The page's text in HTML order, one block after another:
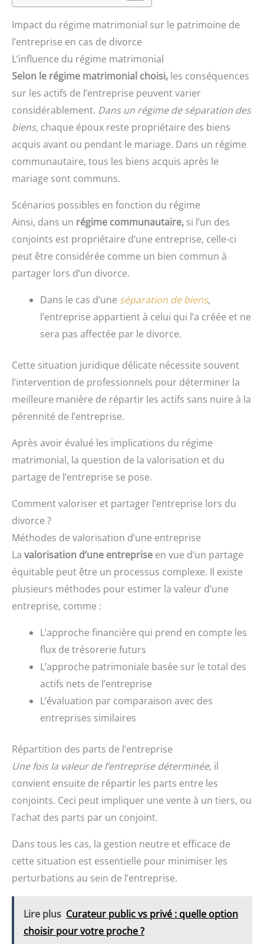
Impact du régime matrimonial sur le patrimoine de
l’entreprise en cas de divorce
L’influence du régime matrimonial
Selon le régime matrimonial choisi, les conséquences
sur les actifs de l’entreprise peuvent varier
considérablement. Dans un régime de séparation des
biens, chaque époux reste propriétaire des biens
acquis avant ou pendant le mariage. Dans un régime
communautaire, tous les biens acquis après le
mariage sont communs.
Scénarios possibles en fonction du régime
Ainsi, dans un régime communautaire, si l’un des
conjoints est propriétaire d’une entreprise, celle-ci
peut être considérée comme un bien commun à
partager lors d’un divorce.
Dans le cas d’une séparation de biens,
l’entreprise appartient à celui qui l’a créée et ne
sera pas affectée par le divorce.
Cette situation juridique délicate nécessite souvent
l’intervention de professionnels pour déterminer la
meilleure manière de répartir les actifs sans nuire à la
pérennité de l’entreprise.
Après avoir évalué les implications du régime
matrimonial, la question de la valorisation et du
partage de l’entreprise se pose.
Comment valoriser et partager l’entreprise lors du
divorce ?
Méthodes de valorisation d’une entreprise
La valorisation d’une entreprise en vue d’un partage
équitable peut être un processus complexe. Il existe
plusieurs méthodes pour estimer la valeur d’une
entreprise, comme :
L’approche financière qui prend en compte les
flux de trésorerie futurs
L’approche patrimoniale basée sur le total des
actifs nets de l’entreprise
L’évaluation par comparaison avec des
entreprises similaires
Répartition des parts de l’entreprise
Une fois la valeur de l’entreprise déterminée, il
convient ensuite de répartir les parts entre les
conjoints. Ceci peut impliquer une vente à un tiers, ou
l’achat des parts par un conjoint.
Dans tous les cas, la gestion neutre et efficace de
cette situation est essentielle pour minimiser les
perturbations au sein de l’entreprise.
Lire plus Curateur public vs privé : quelle option
choisir pour votre proche ?